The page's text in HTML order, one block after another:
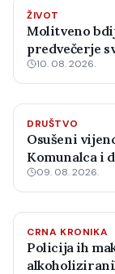
ŽIVOT
Molitveno
predvečerje
10. 08. 2026.
DRUŠTVO
Osušeni
Komunalca i
09. 08. 2026.
CRNA KRONIKA
Policija ih